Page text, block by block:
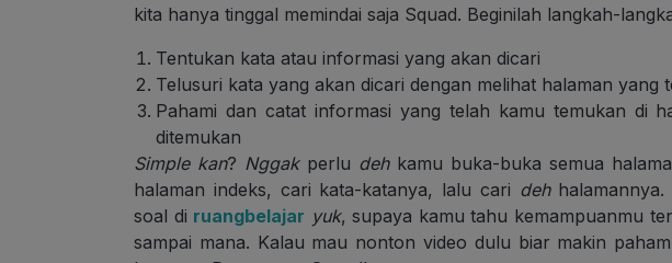
kita hanya tinggal memindai saja Squad. Beginilah langkah-
Tentukan kata atau informasi yang akan dicari
Telusuri kata yang akan dicari dengan melihat halaman yang
Pahami dan catat informasi yang telah kamu temukan di
ditemukan
Simple kan? Nggakperlu dehkamu buka-buka semua
halaman indeks, cari kata-katanya, lalu cari dehhalamannya.
soal di ruangbelajar yuk, supaya kamu tahu kemampuanmu
sampai mana. Kalau mau nonton video dulu biar makin